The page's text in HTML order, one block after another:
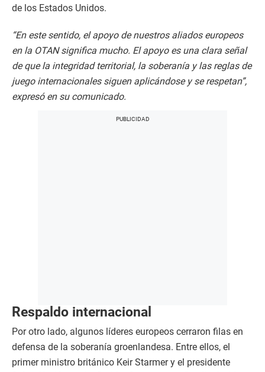
de los Estados Unidos.
“En este sentido, el apoyo de nuestros aliados europeos
en la OTAN significa mucho. El apoyo es una clara señal
de que la integridad territorial, la soberanía y las reglas de
juego internacionales siguen aplicándose y se respetan”,
expresó en su comunicado.
Respaldo internacional
Por otro lado, algunos líderes europeos cerraron filas en
defensa de la soberanía groenlandesa. Entre ellos, el
primer ministro británico Keir Starmer y el presidente